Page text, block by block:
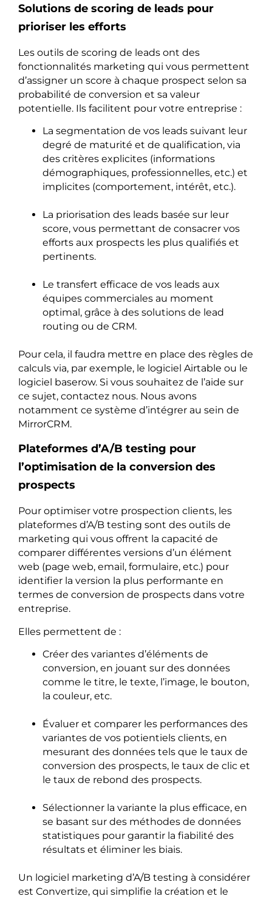
Solutions de scoring de leads pour
prioriser les efforts
Les outils de scoring de leads ont des
fonctionnalités marketing qui vous permettent
d’assigner un score à chaque prospect selon sa
probabilité de conversion et sa valeur
potentielle. Ils facilitent pour votre entreprise :
La segmentation de vos leads suivant leur
degré de maturité et de qualification, via
des critères explicites (informations
démographiques, professionnelles, etc.) et
implicites (comportement, intérêt, etc.).
La priorisation des leads basée sur leur
score, vous permettant de consacrer vos
efforts aux prospects les plus qualifiés et
pertinents.
Le transfert efficace de vos leads aux
équipes commerciales au moment
optimal, grâce à des solutions de lead
routing ou de CRM.
Pour cela, il faudra mettre en place des règles de
calculs via, par exemple, le logiciel Airtable ou le
logiciel baserow. Si vous souhaitez de l’aide sur
ce sujet, contactez nous. Nous avons
notamment ce système d’intégrer au sein de
MirrorCRM.
Plateformes d’A/B testing pour
l’optimisation de la conversion des
prospects
Pour optimiser votre prospection clients, les
plateformes d’A/B testing sont des outils de
marketing qui vous offrent la capacité de
comparer différentes versions d’un élément
web (page web, email, formulaire, etc.) pour
identifier la version la plus performante en
termes de conversion de prospects dans votre
entreprise.
Elles permettent de :
Créer des variantes d’éléments de
conversion, en jouant sur des données
comme le titre, le texte, l’image, le bouton,
la couleur, etc.
Évaluer et comparer les performances des
variantes de vos potientiels clients, en
mesurant des données tels que le taux de
conversion des prospects, le taux de clic et
le taux de rebond des prospects.
Sélectionner la variante la plus efficace, en
se basant sur des méthodes de données
statistiques pour garantir la fiabilité des
résultats et éliminer les biais.
Un logiciel marketing d’A/B testing à considérer
est Convertize, qui simplifie la création et le